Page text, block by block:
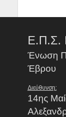
Ε.Π.Σ.
Ένωση
Έβρου
Διεύθυνση:
14ης